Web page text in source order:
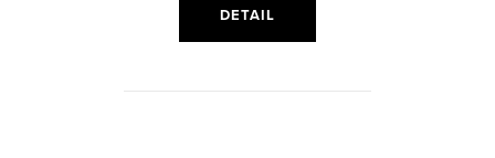
DETAIL